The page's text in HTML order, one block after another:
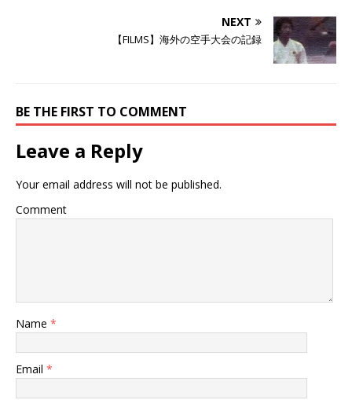
ま
す
)
い
ウ
ィ
ド
ウ
き
ウ
ィ
ま
す
)
NEXT
【FILMS】海外の空手大会の記録
BE THE FIRST TO COMMENT
Leave a Reply
Your email address will not be published.
Comment
Name *
Email *